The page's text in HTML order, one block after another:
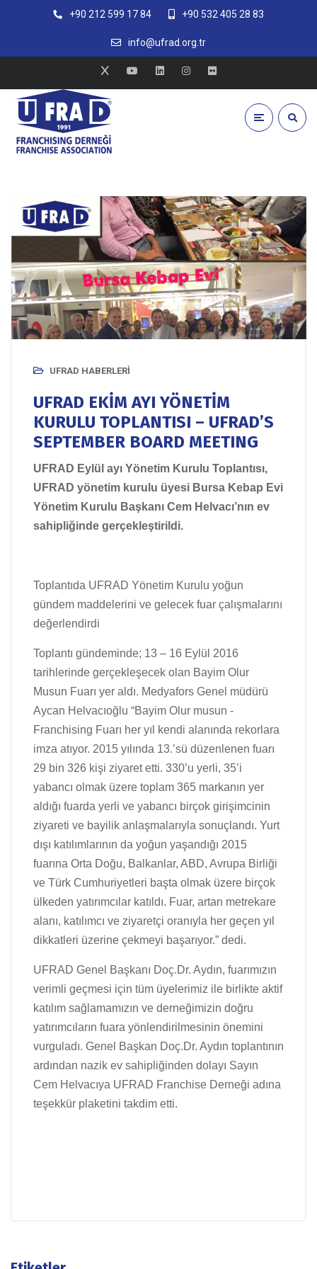
+90 212 599 17 84 +90 532 405 28 83
info@ufrad.org.tr
UFRAD HABERLERI
UFRAD EKİM AYI YÖNETİM
KURULU TOPLANTISI – UFRAD’S
SEPTEMBER BOARD MEETING
UFRAD Eylül ayı Yönetim Kurulu Toplantısı,
UFRAD yönetim kurulu üyesi Bursa Kebap Evi
Yönetim Kurulu Başkanı Cem Helvacı’nın ev
sahipliğinde gerçekleştirildi.
Toplantıda UFRAD Yönetim Kurulu yoğun
gündem maddelerini ve gelecek fuar çalışmalarını
değerlendirdi
Toplantı gündeminde; 13 – 16 Eylül 2016
tarihlerinde gerçekleşecek olan Bayim Olur
Musun Fuarı yer aldı. Medyafors Genel müdürü
Aycan Helvacıoğlu “Bayim Olur musun -
Franchising Fuarı her yıl kendi alanında rekorlara
imza atıyor. 2015 yılında 13.’sü düzenlenen fuarı
29 bin 326 kişi ziyaret etti. 330’u yerli, 35’i
yabancı olmak üzere toplam 365 markanın yer
aldığı fuarda yerli ve yabancı birçok girişimcinin
ziyareti ve bayilik anlaşmalarıyla sonuçlandı. Yurt
dışı katılımlarının da yoğun yaşandığı 2015
fuarına Orta Doğu, Balkanlar, ABD, Avrupa Birliği
ve Türk Cumhuriyetleri başta olmak üzere birçok
ülkeden yatırımcılar katıldı. Fuar, artan metrekare
alanı, katılımcı ve ziyaretçi oranıyla her geçen yıl
dikkatleri üzerine çekmeyi başarıyor.” dedi.
UFRAD Genel Başkanı Doç.Dr. Aydın, fuarımızın
verimli geçmesi için tüm üyelerimiz ile birlikte aktif
katılım sağlamamızın ve derneğimizin doğru
yatırımcıların fuara yönlendirilmesinin önemini
vurguladı. Genel Başkan Doç.Dr. Aydın toplantının
ardından nazik ev sahipliğinden dolayı Sayın
Cem Helvacıya UFRAD Franchise Derneği adına
teşekkür plaketini takdim etti.